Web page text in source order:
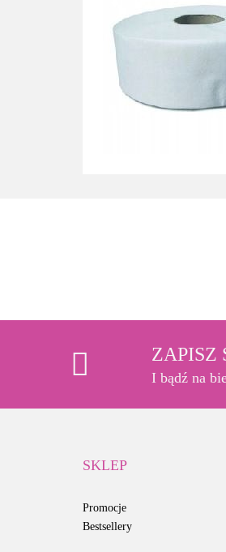
ZAPISZ
I bądź na
SKLEP
Promocje
Bestsellery